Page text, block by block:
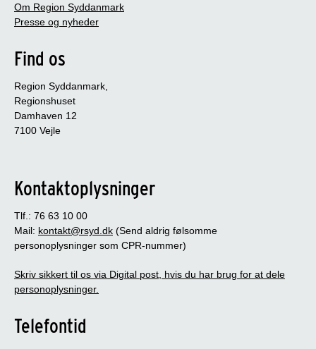
Om Region Syddanmark
Presse og nyheder
Find os
Region Syddanmark,
Regionshuset
Damhaven 12
7100 Vejle
Kontaktoplysninger
Tlf.: 76 63 10 00
Mail: kontakt@rsyd.dk (Send aldrig følsomme
personoplysninger som CPR-nummer)
Skriv sikkert til os via Digital post, hvis du har brug for at dele
personoplysninger.
Telefontid